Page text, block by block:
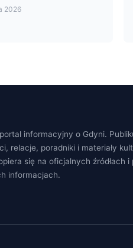
2026
informacyjny o Gdyni.
relacje, poradniki i materiały
się na oficjalnych źródłach i
informacjach.